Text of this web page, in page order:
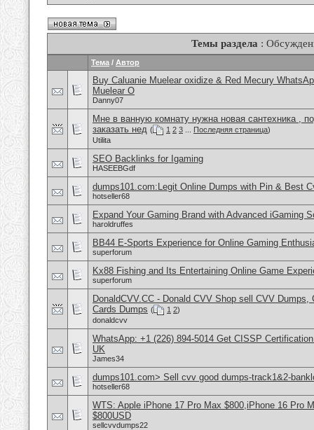
Темы раздела :
Тема / Автор
Buy Caluanie Muelear oxidize & Red Mecury
Muelear O
Danny07
Мне в ванную комнату нужна новая сантехника ,
заказать нед ( 1 2 3 Последняя страница)
Utilita
SEO Backlinks for Igaming
HASEEBGdf
dumps101.com:Legit Online Dumps with Pin & Best
hotseller68
Expand Your Gaming Brand with Advanced iGaming
haroldruffes
BB44 E-Sports Experience for Online Gaming
superforum
Kx88 Fishing and Its Entertaining Online Game
superforum
DonaldCVV.CC - Donald CVV Shop sell CVV Dumps,
Cards Dumps ( 1 2)
donaldcvv
WhatsApp: +1 (226) 894-5014​ Get CISSP
UK
James34
dumps101.com> Sell cvv good dumps-track1&2-
hotseller68
WTS: Apple iPhone 17 Pro Max $800,iPhone 16 Pro
$800USD
sellcvvdumps22